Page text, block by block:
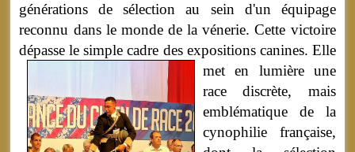
générations de sélection au sein d'un équipage
reconnu dans le monde de la vénerie. Cette victoire
dépasse le simple cadre des expositions canines. Elle
met en lumière une
race discrète, mais
emblématique de la
cynophilie française,